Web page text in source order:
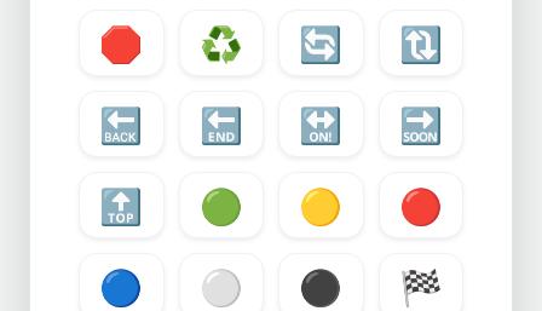
🛑
♻️ 🔄
🔃
🔙
🔚 🔛
🔜
🔝
🟢 🟡
🔴
🔵
⚪ ⚫
🏁